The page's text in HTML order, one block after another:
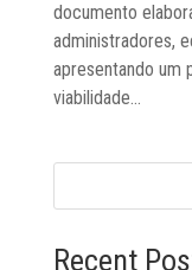
documento
administradores,
apresentando um
viabilidade...
Recent